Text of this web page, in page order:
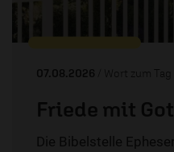
07.08.2026 / Wort zum Tag
Friede mit
Die Bibelstelle